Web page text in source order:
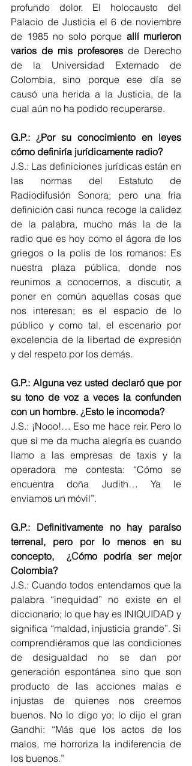
profundo dolor. El holocausto del
Palacio de Justicia el 6 de noviembre
de 1985 no solo porque allí murieron
varios de mis profesores de Derecho
de la Universidad Externado de
Colombia, sino porque ese día se
causó una herida a la Justicia, de la
cual aún no ha podido recuperarse.
G.P.: ¿Por su conocimiento en leyes
cómo definiría jurídicamente radio?
J.S.: Las definiciones jurídicas están en
las normas del Estatuto de
Radiodifusión Sonora; pero una fría
definición casi nunca recoge la calidez
de la palabra, mucho más la de la
radio que es hoy como el ágora de los
griegos o la polis de los romanos: Es
nuestra plaza pública, donde nos
reunimos a conocernos, a discutir, a
poner en común aquellas cosas que
nos interesan; es el espacio de lo
público y como tal, el escenario por
excelencia de la libertad de expresión
y del respeto por los demás.
G.P.: Alguna vez usted declaró que por
su tono de voz a veces la confunden
con un hombre. ¿Esto le incomoda?
J.S.: ¡Nooo!… Eso me hace reir. Pero lo
que sí me da mucha alegría es cuando
llamo a las empresas de taxis y la
operadora me contesta: “Cómo se
encuentra doña Judith… Ya le
enviamos un móvil”.
G.P.: Definitivamente no hay paraíso
terrenal, pero por lo menos en su
concepto, ¿Cómo podría ser mejor
Colombia?
J.S.: Cuando todos entendamos que la
palabra “inequidad” no existe en el
diccionario; lo que hay es INIQUIDAD y
significa “maldad, injusticia grande”. Si
comprendiéramos que las condiciones
de desigualdad no se dan por
generación espontánea sino que son
producto de las acciones malas e
injustas de quienes nos creemos
buenos. No lo digo yo; lo dijo el gran
Gandhi: “Más que los actos de los
malos, me horroriza la indiferencia de
los buenos.”